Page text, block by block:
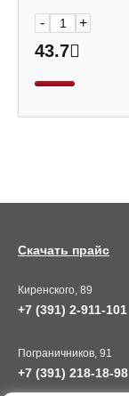
- +
43.7
Киренского, 89
+7 (391) 2-911-101
Пограничников, 91
+7 (391) 218-18-98
Скачать прайс